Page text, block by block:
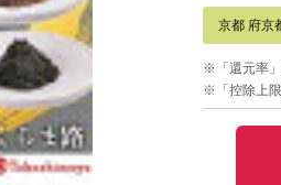
京都 府京
※「還元率
※「控除上